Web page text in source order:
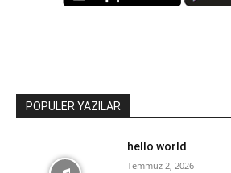
POPULER YAZILAR
hello world
Temmuz 2, 2026